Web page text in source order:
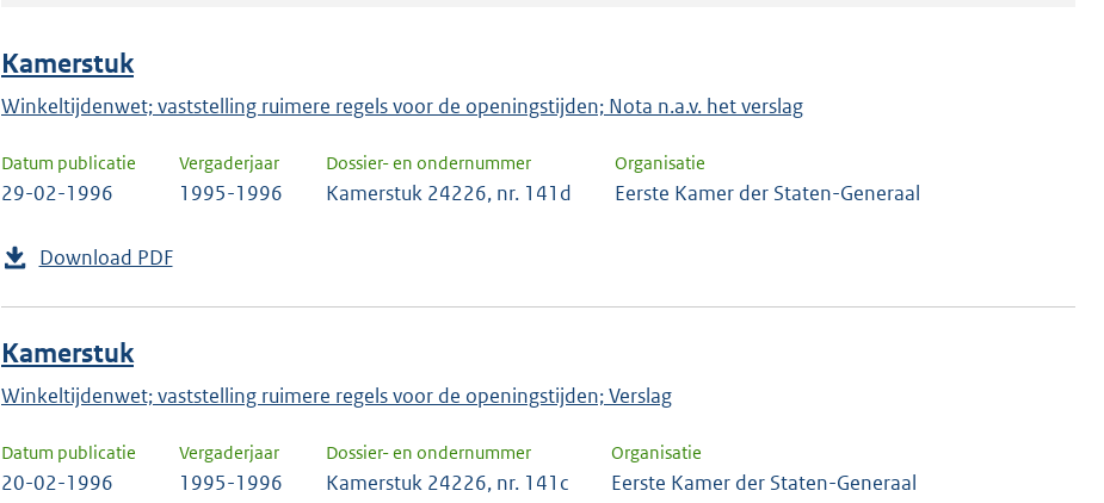
Druk
ENTER
om
Kamerstuk
Winkeltijdenwet; vaststelling ruimere regels voor de openingstijden; Nota n.a.v. het verslag
Datum publicatie
29-02-1996
Vergaderjaar
1995-1996
Dossier- en ondernummer
Kamerstuk 24226, nr. 141d
Organisatie
Eerste Kamer der Staten-Generaal
Download PDF
Kamerstuk
Winkeltijdenwet; vaststelling ruimere regels voor de openingstijden; Verslag
Datum publicatie
20-02-1996
Vergaderjaar
1995-1996
Dossier- en ondernummer
Kamerstuk 24226, nr. 141c
Organisatie
Eerste Kamer der Staten-Generaal